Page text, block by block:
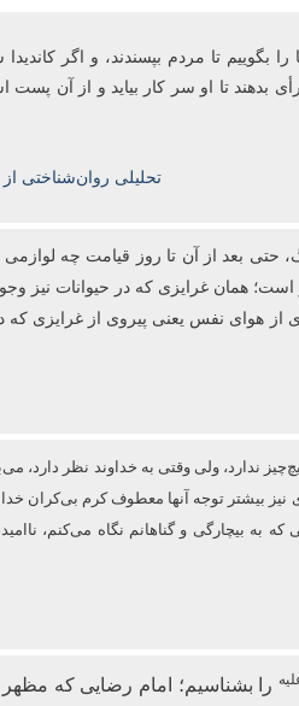
تا مردم بپسندند، و اگر
‌بدهند تا او سر کار بیاید و از آن
تحلیلی روان‌شناختی
بعد از آن تا روز قیامت چه لوازمی
همان غرایزی که در حیوانات نیز
هوای نفس یعنی پیروی از غرایزی
ندارد، ولی وقتی به خداوند نظر دارد،
نیز بیشتر توجه آنها معطوف كرم
به بیچارگی و گناهانم نگاه می‌کنم،
را بشناسیم؛ امام رضایی که